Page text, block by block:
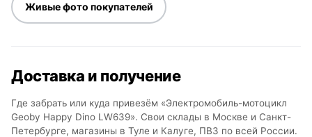
Живые фото покупателей
Доставка и получение
Где забрать или куда привезём «Электромобиль-мотоцикл
Geoby Happy Dino LW639». Свои склады в Москве и Санкт-
Петербурге, магазины в Туле и Калуге, ПВЗ по всей России.